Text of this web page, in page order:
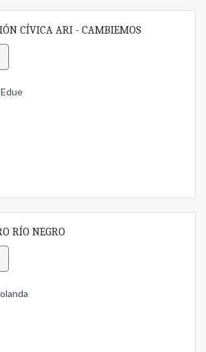
CÍVICA ARI - CAMBIEMOS
RÍO NEGRO